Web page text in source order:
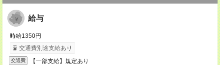
給与
時給1350円
交通費別途支給あり
交通費 【一部支給】規定あり